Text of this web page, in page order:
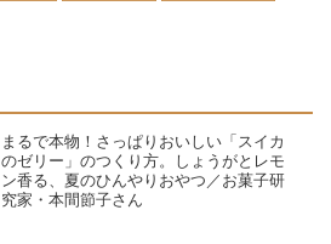
まるで本物！さっぱりおいしい「スイカ
のゼリー」のつくり方。しょうがとレモ
ン香る、夏のひんやりおやつ／お菓子研
究家・本間節子さん